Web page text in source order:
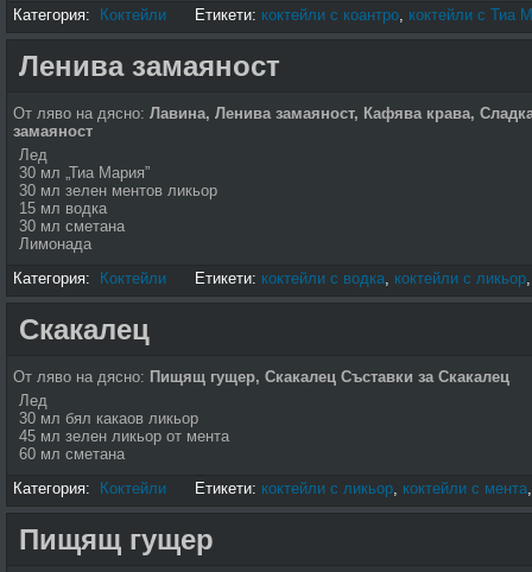
Категория:
Коктейли Етикети: коктейли с коантро, коктейли с Тиа
Ленива замаяност
От ляво на дясно: Лавина, Ленива замаяност, Кафява крава,
замаяност
Лед
30 мл „Тиа Мария”
30 мл зелен ментов ликьор
15 мл водка
30 мл сметана
Лимонада
Категория:
Коктейли Етикети: коктейли с водка, коктейли с ликьор
Скакалец
От ляво на дясно: Пищящ гущер, Скакалец Съставки за Скакалец
Лед
30 мл бял какаов ликьор
45 мл зелен ликьор от мента
60 мл сметана
Категория:
Коктейли Етикети: коктейли с ликьор, коктейли с мента
Пищящ гущер